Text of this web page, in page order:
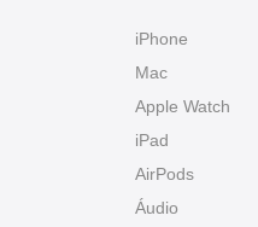
iPhone
Mac
Apple Watch
iPad
AirPods
Áudio